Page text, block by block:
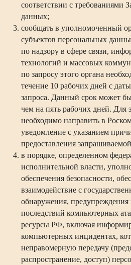
соответствии с требованиями
данных;
сообщать в уполномоченный
субъектов персональных
по надзору в сфере связи,
технологий и массовых
по запросу этого органа
течение 10 рабочих дней с
запроса. Данный срок может
чем на пять рабочих дней. Для
необходимо направить в
уведомление с указанием
предоставления
в порядке, определенном
исполнительной власти,
обеспечения безопасности,
взаимодействие с
обнаружения,
последствий компьютерных
ресурсы РФ, включая
компьютерных инцидентах,
неправомерную передачу
распространение, доступ)